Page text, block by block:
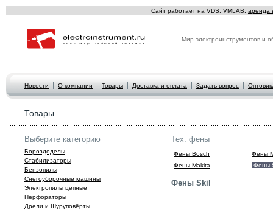
Сайт работает на VDS. VMLAB: аренда
Мир электроинструментов и
Новости О компании Товары Доставка и оплата Задать вопрос
Товары
Выберите категорию
Бороздоделы
Стабилизаторы
Бензопилы
Снегоуборочные машины
Электропилы цепные
Перфораторы
Дрели и Шуруповёрты
Тех. фены
Фены Bosch
Фены
Фены Makita
Фены
Фены Skil